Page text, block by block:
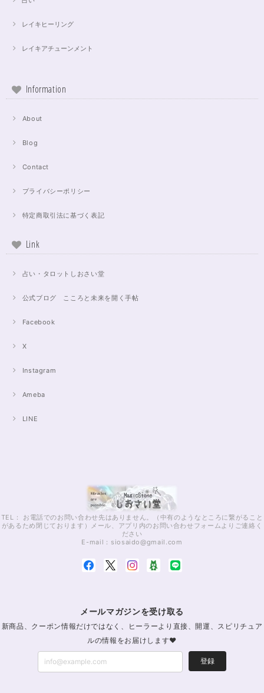
レイキヒーリング
レイキアチューンメント
Information
About
Blog
Contact
プライバシーポリシー
特定商取引法に基づく表記
Link
占い・タロットしおさい堂
公式ブログ こころと未来を開く手帖
Facebook
X
Instagram
Ameba
LINE
TEL： お電話でのお問い合わせ先はありません。（中有のようなところに繋がること
があるため閉じております）メール、アプリ内のお問い合わせフォームよりご連絡く
ださい
E-mail： siosaido@gmail.com
メールマガジンを受け取る
新商品、クーポン情報だけではなく、ヒーラーより直接、開運、スピリチュア
ルの情報をお届けします♥
登録